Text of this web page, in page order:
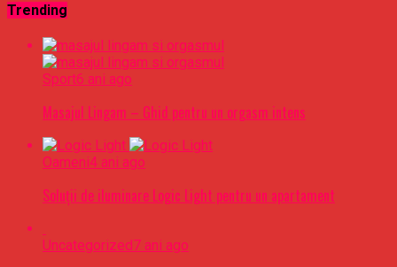
Trending
Sport6 ani ago
Masajul Lingam – Ghid pentru un orgasm intens
Oameni4 ani ago
Soluții de iluminare Logic Light pentru un apartament
Uncategorized7 ani ago